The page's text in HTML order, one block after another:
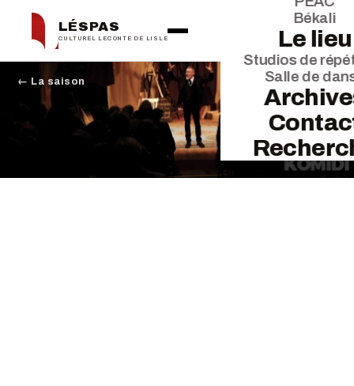
LÉSPAS
CULTUREL LECONTE DE LISLE
Békali
Le lieu
Studios de
Salle de
← La saison